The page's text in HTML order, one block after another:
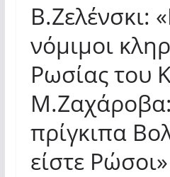
Β.Ζελένσκι:
νόμιμοι
Ρωσίας του
πρίγκιπα
είστε Ρώσοι»